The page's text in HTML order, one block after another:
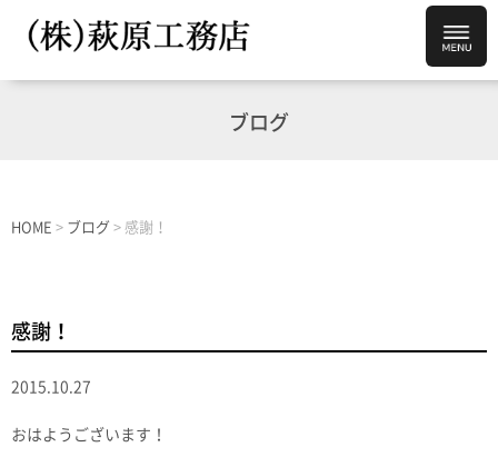
ブログ
HOME > ブログ > 感謝！
感謝！
2015.10.27
おはようございます！